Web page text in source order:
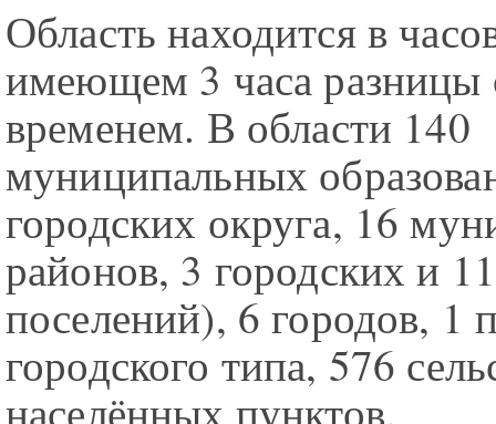
Область находится в
имеющем 3 часа разницы
временем. В области 140
муниципальных
городских округа, 16
районов, 3 городских и
поселений), 6 городов, 1
городского типа, 576
населённых пунктов.